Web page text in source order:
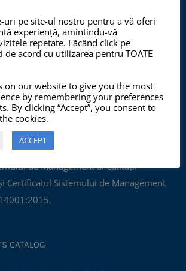
14001:2015
2012, ChemSol Group deține
de Management al Calității
Certificatul Sistemului de Management
CATALOG
uri pe site-ul nostru pentru a vă oferi
experiență, amintindu-vă
repetate. Făcând click pe
de acord cu utilizarea pentru TOATE
on our website to give you the most
by remembering your preferences
By clicking “Accept”, you consent to
cookies.
ACCEPT